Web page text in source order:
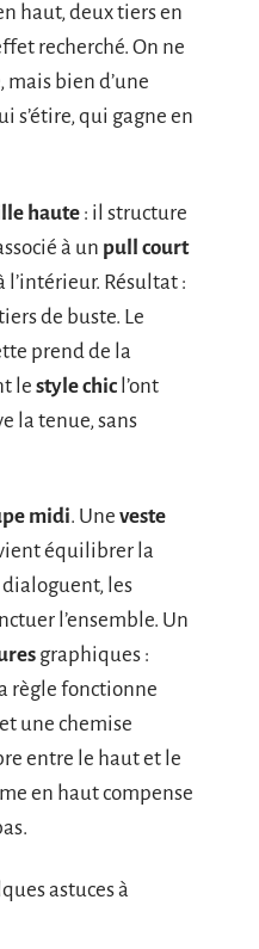
haut, deux tiers en
recherché. On ne
mais bien d’une
s’étire, qui gagne en
haute : il structure
à un pull court
l’intérieur. Résultat :
de buste. Le
prend de la
le style chic l’ont
la tenue, sans
midi. Une veste
équilibrer la
dialoguent, les
l’ensemble. Un
graphiques :
règle fonctionne
une chemise
entre le haut et le
en haut compense
astuces à